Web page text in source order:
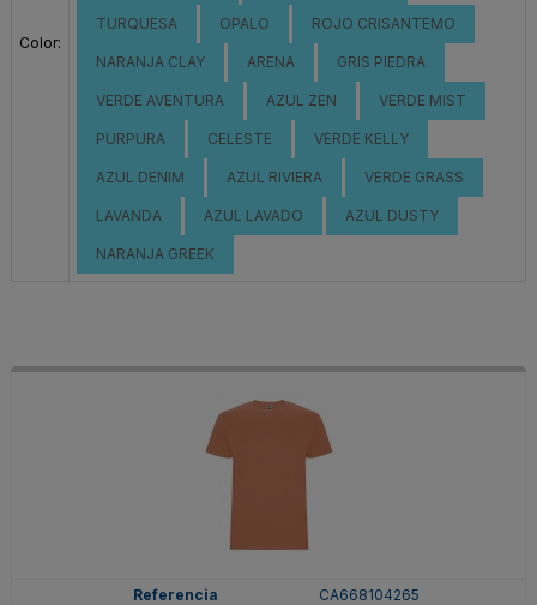
Color:
TURQUESA OPALO ROJO CRISANTEMO
NARANJA CLAY ARENA GRIS PIEDRA
VERDE AVENTURA AZUL ZEN VERDE MIST
PURPURA CELESTE VERDE KELLY
AZUL DENIM AZUL RIVIERA VERDE GRASS
LAVANDA AZUL LAVADO AZUL DUSTY
NARANJA GREEK
CA668104265